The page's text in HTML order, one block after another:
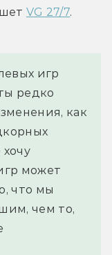
VG 27/7.
игр
редко
как
может
что мы
чем то,